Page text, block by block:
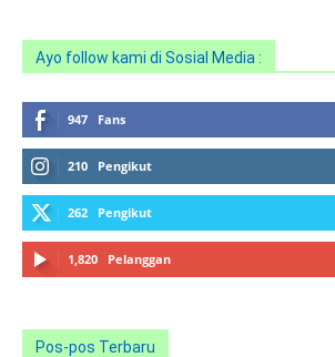
Ayo follow kami di Sosial Media :
947 Fans
210 Pengikut
262 Pengikut
1,820 Pelanggan
Pos-pos Terbaru